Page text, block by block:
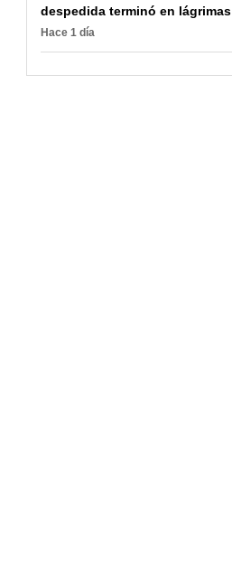
despedida terminó en lágrimas
Hace 1 día